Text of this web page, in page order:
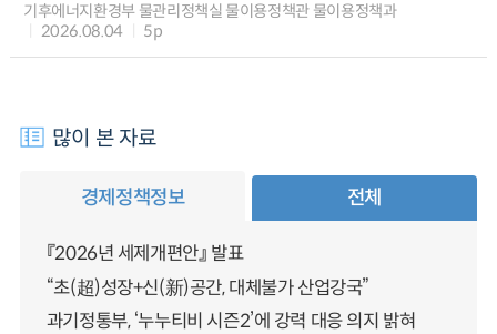
기후에너지환경부 물관리정책실 물이용정책관 물이용정책과
2026.08.04
5p
많이 본 자료
경제정책정보 전체
『2026년 세제개편안』 발표
“초(超)성장+신(新)공간, 대체불가 산업강국”
과기정통부, ‘누누티비 시즌2’에 강력 대응 의지 밝혀